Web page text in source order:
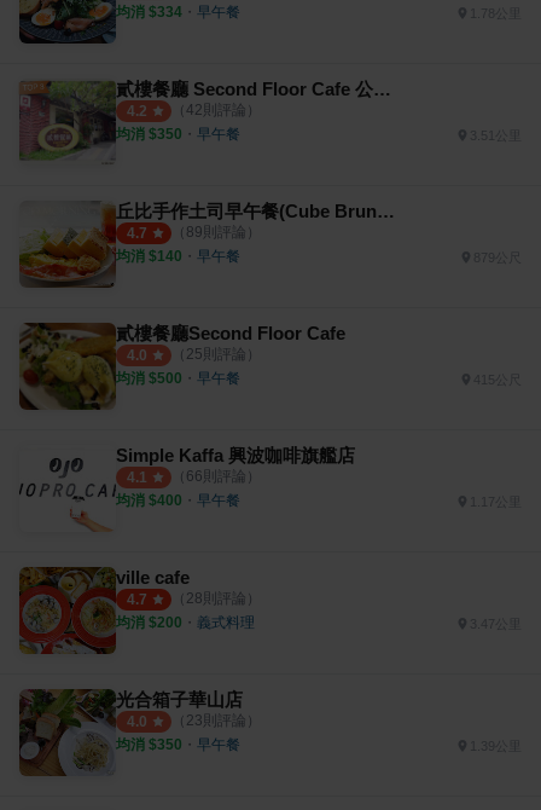
均消 $334 ・ 早午餐
貳樓餐廳 Second Floor Cafe 公館店
4.2 （ 42則評論）
均消 $350 ・ 早午餐 3.51公里
丘比手作土司早午餐(Cube Brunch)
4.7 （ 89則評論）
均消 $140 ・ 早午餐
貳樓餐廳Second Floor Cafe
4.0 （ 25則評論）
均消 $500 ・ 早午餐 415公尺
Simple Kaffa 興波咖啡旗艦店
4.1 （ 66則評論）
均消 $400 ・ 早午餐
ville cafe
4.7 （ 28則評論）
均消 $200 ・ 義式料理 3.47公里
光合箱子華山店
4.0 （ 23則評論）
均消 $350 ・ 早午餐